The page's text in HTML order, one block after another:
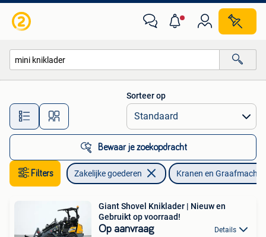
Alle afstanden…
Sorteer op
Bewaar je zoekopdracht
Filters Zakelijke goederen Kranen en
Giant Shovel Kniklader | Nieuw en
Gebruikt op voorraad!
Op aanvraag Details